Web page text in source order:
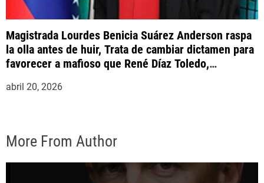
Magistrada Lourdes Benicia Suárez Anderson raspa
la olla antes de huir, Trata de cambiar dictamen para
favorecer a mafioso que René Díaz Toledo,
abril 20, 2026
More From Author